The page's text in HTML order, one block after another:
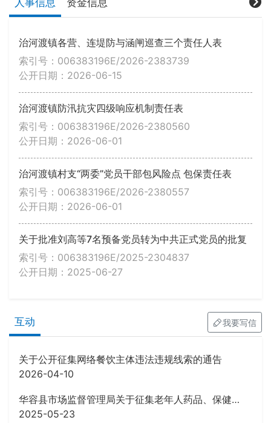
人事信息 资金信息
治河渡镇各营、连堤防与涵闸巡查三个责任人表
索引号：006383196E/2026-2383739
公开日期：2026-06-15
治河渡镇防汛抗灾四级响应机制责任表
索引号：006383196E/2026-2380560
公开日期：2026-06-01
治河渡镇村支“两委”党员干部包风险点 包保责任表
索引号：006383196E/2026-2380557
公开日期：2026-06-01
关于批准刘高等7名预备党员转为中共正式党员的批复
索引号：006383196E/2025-2304837
公开日期：2025-06-27
互动 我要写信
关于公开征集网络餐饮主体违法违规线索的通告
2026-04-10
华容县市场监督管理局关于征集老年人药品、保健品虚假宣传等违法行为线索的公告
2025-05-23